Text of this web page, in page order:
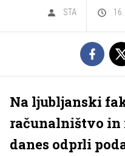
STA
Na ljubljanski
računalništvo in
danes odprli